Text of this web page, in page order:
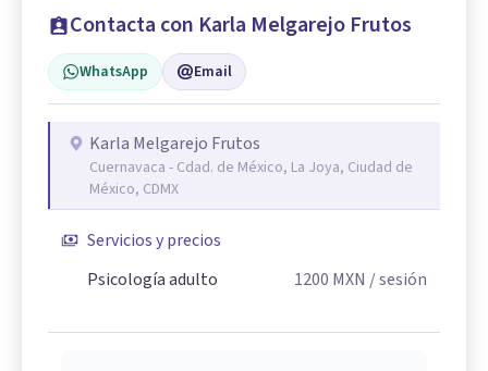
Contacta con Karla Melgarejo Frutos
WhatsApp Email
Karla Melgarejo Frutos
Cuernavaca - Cdad. de México, La Joya, Ciudad de
México, CDMX
Servicios y precios
Psicología adulto
1200 MXN / sesión